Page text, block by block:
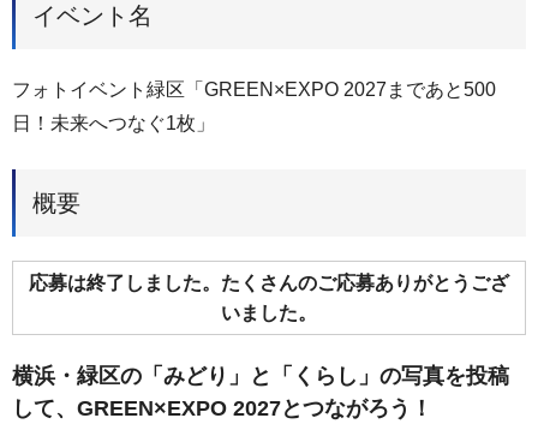
イベント名
フォトイベント緑区「GREEN×EXPO 2027まであと500
日！未来へつなぐ1枚」
概要
応募は終了しました。たくさんのご応募ありがとうござ
いました。
横浜・緑区の「みどり」と「くらし」の写真を投稿
して、GREEN×EXPO 2027とつながろう！